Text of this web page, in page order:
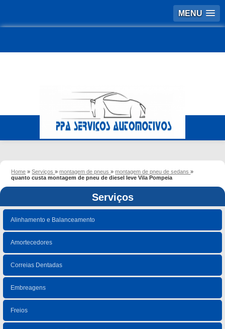
MENU
Home »Serviços»montagem de pneus»montagem de pneu de sedans»
quanto custa montagem de pneu de diesel leve Vila Pompeia
Serviços
Alinhamento e Balanceamento
Amortecedores
Correias Dentadas
Embreagens
Freios